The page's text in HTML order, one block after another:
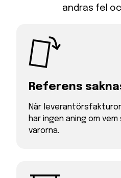
andras fel
Referens
När
har ingen aning om
varorna.